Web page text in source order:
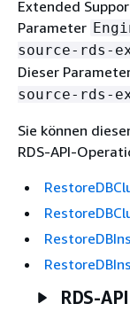
Extended
Parameter
source-rds-
Dieser
source-rds-
Sie können
RDS-API-
RDS-API